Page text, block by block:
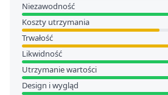
Niezawodność
Koszty utrzymania
Trwałość
Likwidność
Utrzymanie wartości
Design i wygląd